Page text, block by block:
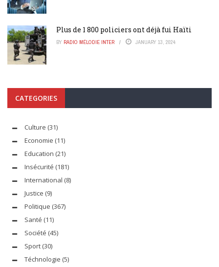
Plus de 1 800 policiers ont déjà fui Haïti
BY RADIO MÉLODIE INTER JANUARY 13, 2024
CATEGORIES
Culture (31)
Economie (11)
Education (21)
Insécurité (181)
International (8)
Justice (9)
Politique (367)
Santé (11)
Société (45)
Sport (30)
Téchnologie (5)